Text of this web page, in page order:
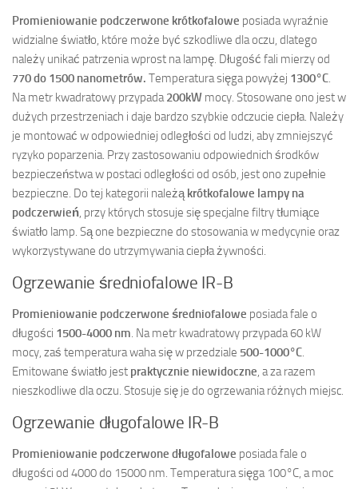
Promieniowanie podczerwone krótkofalowe posiada wyraźnie
widzialne światło, które może być szkodliwe dla oczu, dlatego
należy unikać patrzenia wprost na lampę. Długość fali mierzy od
770 do 1500 nanometrów. Temperatura sięga powyżej 1300°C.
Na metr kwadratowy przypada200kW mocy. Stosowane ono jest w
dużych przestrzeniach i daje bardzo szybkie odczucie ciepła. Należy
je montować w odpowiedniej odległości od ludzi, aby zmniejszyć
ryzyko poparzenia. Przy zastosowaniu odpowiednich środków
bezpieczeństwa w postaci odległości od osób, jest ono zupełnie
bezpieczne. Do tej kategorii należąkrótkofalowe lampy na
podczerwień, przy których stosuje się specjalne filtry tłumiące
światło lamp. Są one bezpieczne do stosowania w medycynie oraz
wykorzystywane do utrzymywania ciepła żywności.
Ogrzewanie średniofalowe IR-B
Promieniowanie podczerwone średniofalowe posiada fale o
długości 1500-4000 nm. Na metr kwadratowy przypada 60 kW
mocy, zaś temperatura waha się w przedziale 500-1000°C.
Emitowane światło jest praktycznie niewidoczne, a za razem
nieszkodliwe dla oczu. Stosuje się je do ogrzewania różnych miejsc.
Ogrzewanie długofalowe IR-B
Promieniowanie podczerwone długofalowe posiada fale o
długości od 4000 do 15000 nm. Temperatura sięga 100°C, a moc